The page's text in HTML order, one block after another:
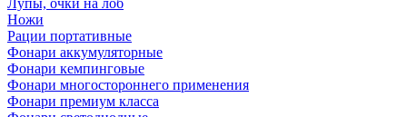
Лупы, очки на лоб
Ножи
Рации портативные
Фонари аккумуляторные
Фонари кемпинговые
Фонари многостороннего применения
Фонари премиум класса